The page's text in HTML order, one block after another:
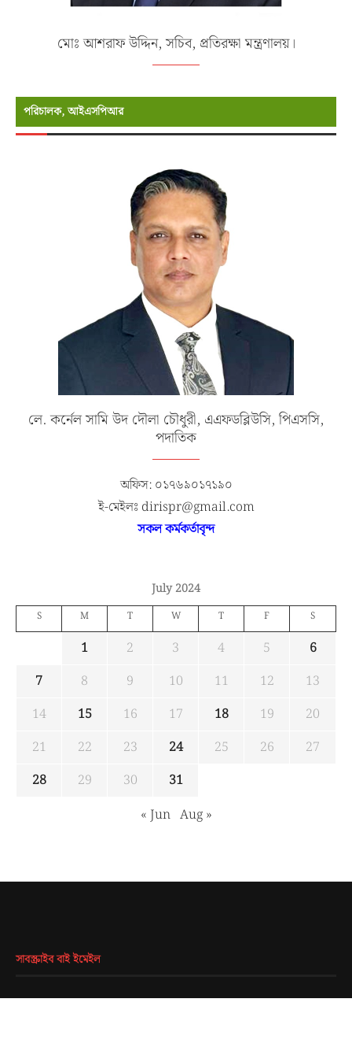
মোঃ আশরাফ উদ্দিন, সচিব, প্রতিরক্ষা মন্ত্রণালয়।
পরিচালক, আইএসপিআর
লে. কর্নেল সামি উদ দৌলা চৌধুরী, এএফডব্লিউসি, পিএসসি,
পদাতিক
অফিস: ০১৭৬৯০১৭১৯০
ই-মেইলঃ dirispr@gmail.com
সকল কর্মকর্তাবৃন্দ
July 2024
S M T W T F S
1 2 3 4 5
6
7
8 9 10 11 12
13
14
15 16 17 18 19
20
21
22 23 24 25 26
27
28
29 30
31
« Jun Aug »
সাবস্ক্রাইব বাই ইমেইল